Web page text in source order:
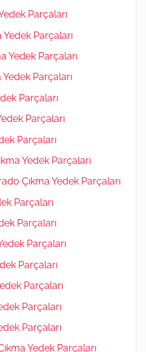
Parçaları
Parçaları
Yedek Parçaları
Parçaları
Parçaları
Parçaları
Parçaları
Yedek Parçaları
Çıkma Yedek Parçaları
Parçaları
Parçaları
Parçaları
Parçaları
Parçaları
Parçaları
Parçaları
Yedek Parçaları